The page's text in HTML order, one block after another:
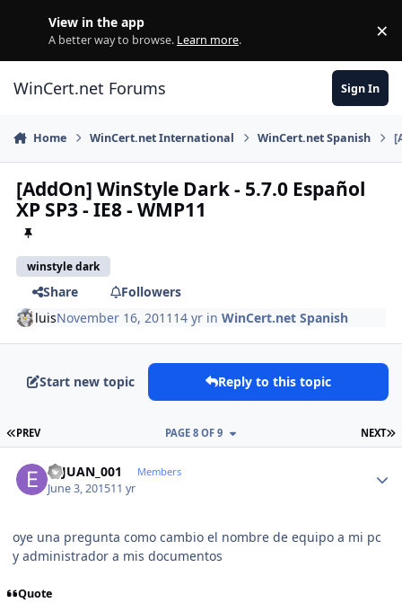
View in the app
A better way to browse. Learn more. ×
WinCert.net Forums Sign In
Home WinCert.net International WinCert.net Spanish
[AddOn] WinStyle Dark - 5.7.0 Español
XP SP3 - IE8 - WMP11
winstyle dark
Share
Followers
luisNovember 16, 2011 14 yr inWinCert.net Spanish
Start new topic Reply to this topic
FIRST PAGE
PREV NEXT
PAGE 8 OF 9
ELJUAN_001 Members
June 3, 201511 yr
oye una pregunta como cambio el nombre de equipo a mi pc
y administrador a mis documentos
Quote